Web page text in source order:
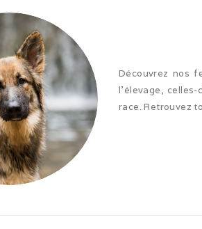
Découvrez nos
l’élevage,
race. Retrouvez